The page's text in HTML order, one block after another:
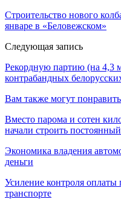
Строительство нового
январе в «Беловежском»
Следующая запись
Рекордную партию (на 4,3
контрабандных
Вам также могут
Вместо парома и сотен
начали строить
Экономика владения
деньги
Усиление контроля оплаты
транспорте